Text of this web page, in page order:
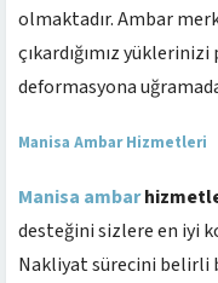
olmaktadır. Ambar
çıkardığımız
deformasyona
Manisa Ambar Hizmetleri
Manisa ambar
desteğini sizlere en iyi
Nakliyat sürecini belirli